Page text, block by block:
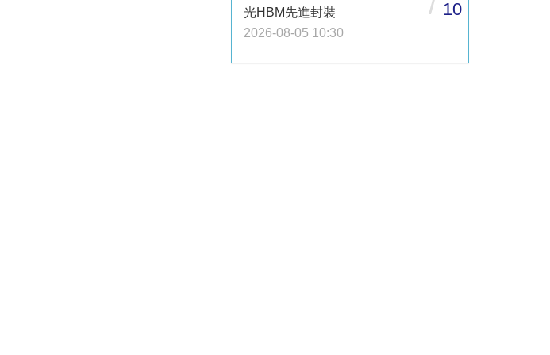
光HBM先進封裝
2026-08-05 10:30
10